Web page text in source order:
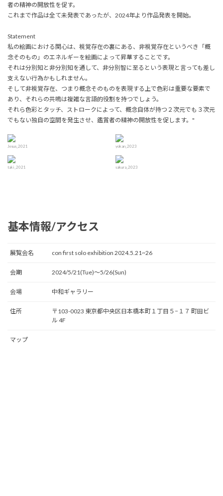
者の精神の開放性を促す。
これまで作品は全て未発表であったが、2024年より作品発表を開始。
Statement
私の絵画における関心は、視覚存在の裏にある、非視覚存在というべき「概
念そのもの」のエネルギーを絵画によって昇華することです。
それは分別知と非分別知を通して、非分別智に至るという表現と言っても差し
支えない行為かもしれません。
そして非視覚存在、つまり概念そのものを表現する上で色彩は重要な要素で
あり、それらの共鳴は複雑な言語的役割を持つでしょう。
それら色彩とタッチ、ストロークによって、概念自体が持つ２次元でも３次元
でもない独自の空間を発生させ、鑑賞者の精神の開放性を促します。"
Jesus_2021 yokan_2023
taki_2021 sakura_2023
基本情報/アクセス
展覧会名 con first solo exhibition 2024.5.21~26
会期 2024/5/21(Tue)〜5/26(Sun)
会場 中和ギャラリー
住所
〒103-0023 東京都中央区日本橋本町１丁目５−１７ 町田ビ
ル 4F
マップ